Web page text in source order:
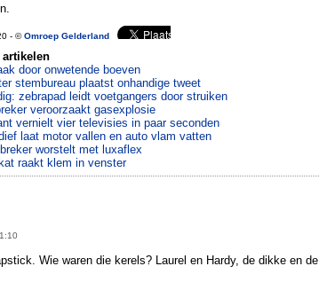
- ©Omroep Gelderland
artikelen
door onwetende boeven
stembureau plaatst onhandige tweet
zebrapad leidt voetgangers door struiken
veroorzaakt gasexplosie
vernielt vier televisies in paar seconden
laat motor vallen en auto vlam vatten
worstelt met luxaflex
raakt klem in venster
Wie waren die kerels? Laurel en Hardy, de dikke en de